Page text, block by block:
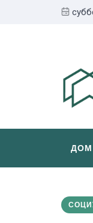
ДОМ